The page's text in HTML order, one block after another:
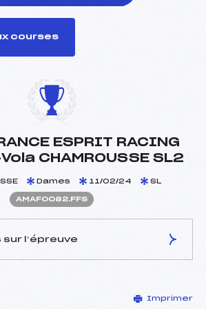
courses
ESPRIT RACING
CHAMROUSSE SL2
Dames 11/02/24 SL
AMAF0082.FFS
l’épreuve
ADRIAENSEN BJORN (DA)
Imprimer